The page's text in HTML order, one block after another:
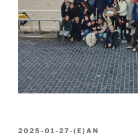
2025-01-27-(E)AN